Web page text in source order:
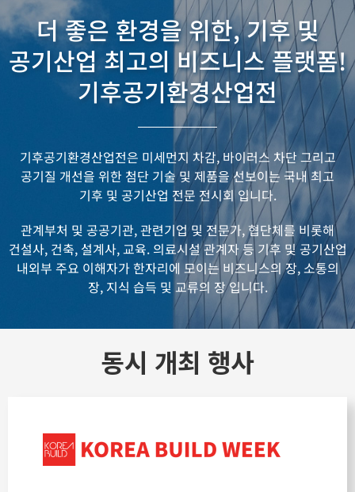
더 좋은 환경을 위한, 기후 및
공기산업 최고의 비즈니스 플랫폼!
기후공기환경산업전
기후공기환경산업전은 미세먼지 차감, 바이러스 차단 그리고
공기질 개선을 위한 첨단 기술 및 제품을 선보이는 국내 최고
기후 및 공기산업 전문 전시회 입니다.
관계부처 및 공공기관, 관련기업 및 전문가, 협단체를 비롯해
건설사, 건축, 설계사, 교육. 의료시설 관계자 등기후 및 공기산업
내외부 주요 이해자가 한자리에 모이는 비즈니스의 장, 소통의
장, 지식 습득 및 교류의 장 입니다.
동시 개최 행사